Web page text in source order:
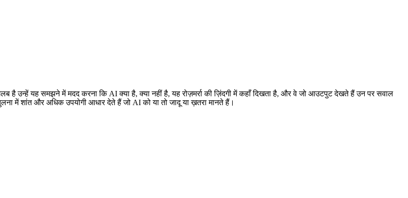
है उन्हें यह समझने में मदद करना कि AI क्या है, क्या नहीं है, यह रोज़मर्रा की ज़िंदगी में कहाँ दिखता है, और वे जो आउटपुट देखते हैं उन पर सवाल
में शांत और अधिक उपयोगी आधार देते हैं जो AI को या तो जादू या ख़तरा मानते हैं।